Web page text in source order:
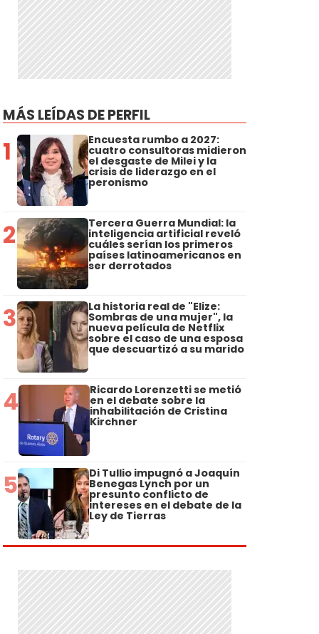
MÁS LEÍDAS DE PERFIL
1 Encuesta rumbo a 2027:
cuatro consultoras midieron
el desgaste de Milei y la
crisis de liderazgo en el
peronismo
2 Tercera Guerra Mundial: la
inteligencia artificial reveló
cuáles serían los primeros
países latinoamericanos en
ser derrotados
3 La historia real de "Elize:
Sombras de una mujer", la
nueva película de Netflix
sobre el caso de una esposa
que descuartizó a su marido
4 Ricardo Lorenzetti se metió
en el debate sobre la
inhabilitación de Cristina
Kirchner
5 Di Tullio impugnó a Joaquín
Benegas Lynch por un
presunto conflicto de
intereses en el debate de la
Ley de Tierras